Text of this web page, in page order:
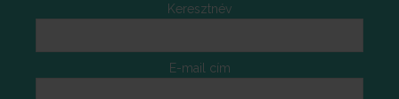
Keresztnév
E-mail cím